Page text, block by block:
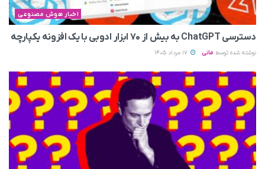
اخبار هوش مصنوعی
دسترسی ChatGPT به بیش از ۷۰ ابزار ادوبی با یک افزونه یکپارچه
نوشته شده توسط مانی